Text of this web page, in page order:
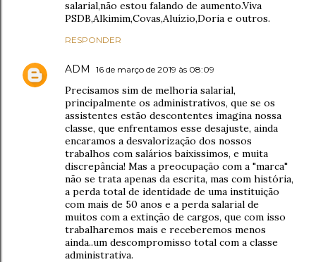
salarial,não estou falando de aumento.Viva
PSDB,Alkimim,Covas,Aluízio,Doria e outros.
RESPONDER
ADM 16 de março de 2019 às 08:09
Precisamos sim de melhoria salarial,
principalmente os administrativos, que se os
assistentes estão descontentes imagina nossa
classe, que enfrentamos esse desajuste, ainda
encaramos a desvalorização dos nossos
trabalhos com salários baixissimos, e muita
discrepância! Mas a preocupação com a "marca"
não se trata apenas da escrita, mas com história,
a perda total de identidade de uma instituição
com mais de 50 anos e a perda salarial de
muitos com a extinção de cargos, que com isso
trabalharemos mais e receberemos menos
ainda..um descompromisso total com a classe
administrativa.